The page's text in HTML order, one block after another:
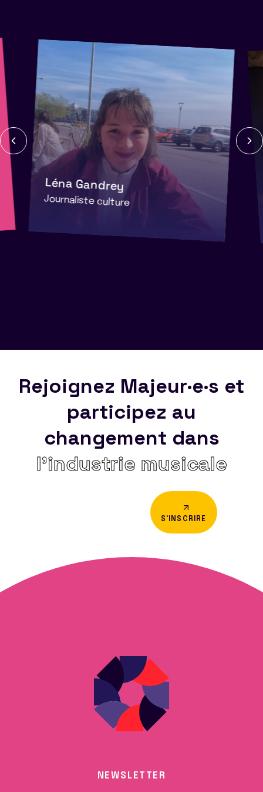
Léna Gandrey
Journaliste culture
Rejoignez Majeur·e·s et
participez au
changement dans
l’industrie musicale
S'INSCRIRE
NEWSLETTER